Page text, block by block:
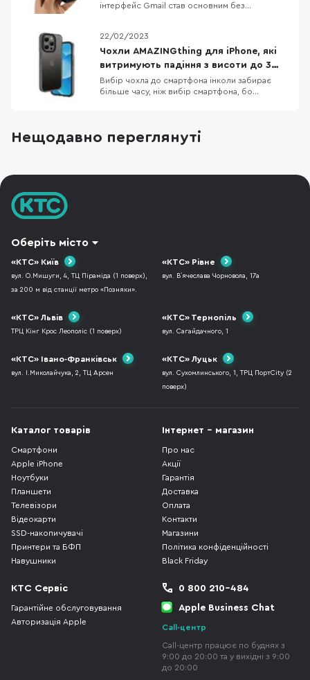
від MediaTek
інтерфейс Gmail став основним без
тестує процесори для Pixel 8 та Pixel 8 Pro
Офіційні верифіковані акаунти в Twitter
отримають відмітку Official Apple планує
скоротити фразу «Hi
22/02/2023
Чохли AMAZINGthing для iPhone, які
витримують падіння з висоти до 3
метрів
Вибір чохла до смартфона інколи забирає
більше часу, ніж вибір смартфона, бо
зарекомендувала як виробник якісних,
довговічних та красивих аксесуарів до iPhone
Нещодавно переглянуті
Оберіть місто
«КТС» Київ
вул. О.Мишуги, 4, ТЦ Піраміда (1 поверх),
за 200 м від станції метро «Позняки».
«КТС» Рівне
вул. В`ячеслава Чорновола, 17а
«КТС» Львів
ТРЦ Кінг Крос Леополіс (1 поверх)
«КТС» Тернопіль
вул. Сагайдачного, 1
«КТС» Івано-Франківськ
вул. І.Миколайчука, 2, ТЦ Арсен
«КТС» Луцьк
вул. Сухомлинського, 1, ТРЦ ПортCity (2
поверх)
Каталог товарів
Смартфони
Apple iPhone
Ноутбуки
Планшети
Телевізори
Відеокарти
SSD-накопичувачі
Принтери та БФП
Навушники
Інтернет - магазин
Про нас
Акції
Гарантія
Доставка
Оплата
Контакти
Магазини
Політика конфіденційності
Black Friday
КТС Сервіс
Гарантійне обслуговування
Авторизація Apple
0 800 210-484
Apple Business Chat
Call-центр
Call-центр працює по буднях з
9:00 до 20:00 та у вихідні з 9:00
до 20:00